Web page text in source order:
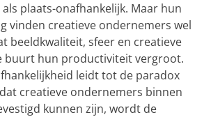
plaats-onafhankelijk. Maar hun
vinden creatieve ondernemers wel
beeldkwaliteit, sfeer en creatieve
buurt hun productiviteit vergroot.
leidt tot de paradox
creatieve ondernemers binnen
kunnen zijn, wordt de